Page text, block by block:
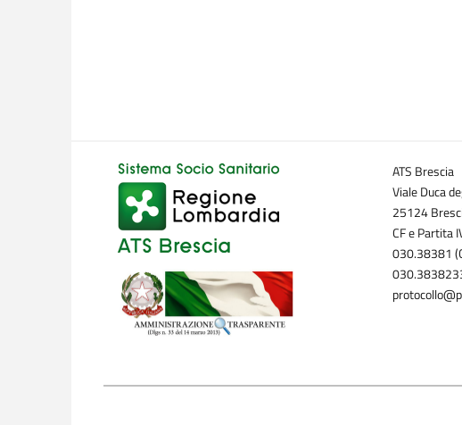
ATS Brescia
Viale Duca
25124
CF e Partita
030.38381